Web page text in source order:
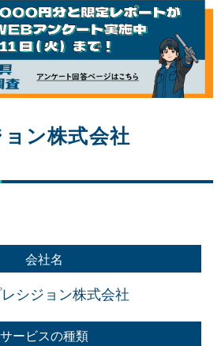
ン株式会社
会社名
シジョン株式会社
サービスの種類